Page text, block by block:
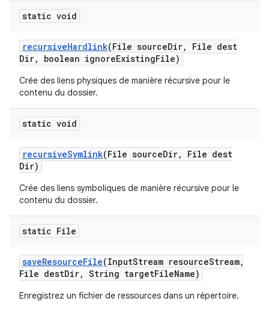
static void
recursiveHardlink(File sourceDir,
File dest
Dir, boolean ignoreExistingFile)
Crée des liens physiques de manière récursive pour le
contenu du dossier.
static void
recursiveSymlink(File sourceDir,
File dest
Dir)
Crée des liens symboliques de manière récursive pour le
contenu du dossier.
static File
saveResourceFile(InputStream resourceStream,
File destDir, String targetFileName)
Enregistrez un fichier de ressources dans un répertoire.